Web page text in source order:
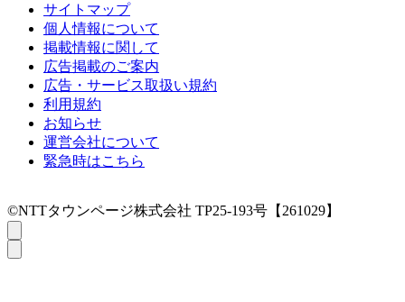
サイトマップ
個人情報について
掲載情報に関して
広告掲載のご案内
広告・サービス取扱い規約
利用規約
お知らせ
運営会社について
緊急時はこちら
©NTTタウンページ株式会社 TP25-193号【261029】